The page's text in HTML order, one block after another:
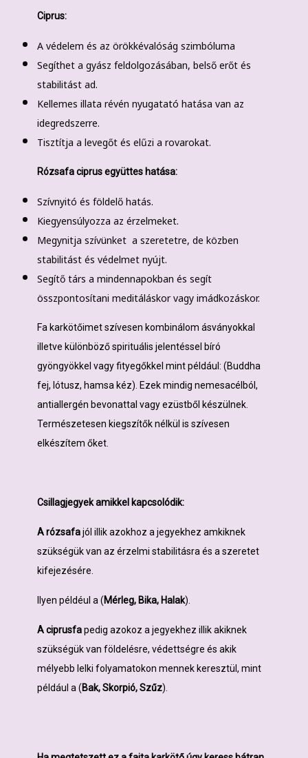
Ciprus:
A védelem és az örökkévalóság szimbóluma
Segíthet a gyász feldolgozásában, belső erőt és
stabilitást ad.
Kellemes illata révén nyugatató hatása van az
idegredszerre.
Tisztítja a levegőt és elűzi a rovarokat.
Rózsafa ciprus együttes hatása:
Szívnyitó és földelő hatás.
Kiegyensúlyozza az érzelmeket.
Megynitja szívünket a szeretetre, de közben
stabilitást és védelmet nyújt.
Segítő társ a mindennapokban és segít
összpontosítani meditáláskor vagy imádkozáskor.
Fa karkötőimet szívesen kombinálom ásványokkal
illetve különböző spirituális jelentéssel bíró
gyöngyökkel vagy fityegőkkel mint például: (Buddha
fej, lótusz, hamsa kéz). Ezek mindig nemesacélból,
antiallergén bevonattal vagy ezüstből készülnek.
Természetesen kiegszítők nélkül is szívesen
elkészítem őket.
Csillagjegyek amikkel kapcsolódik:
A rózsafajól illik azokhoz a jegyekhez amkiknek
szükségük van az érzelmi stabilitásra és a szeretet
kifejezésére.
Ilyen példéul a(Mérleg, Bika, Halak).
A ciprusfapedig azokoz a jegyekhez illik akiknek
szükségük van földelésre, védettségre és akik
mélyebb lelki folyamatokon mennek keresztül, mint
például a (Bak, Skorpió, Szűz).